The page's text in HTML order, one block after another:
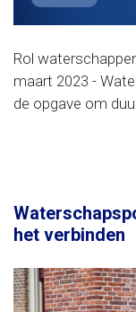
Rol
maart 2023 -
de opgave om
het verbinden